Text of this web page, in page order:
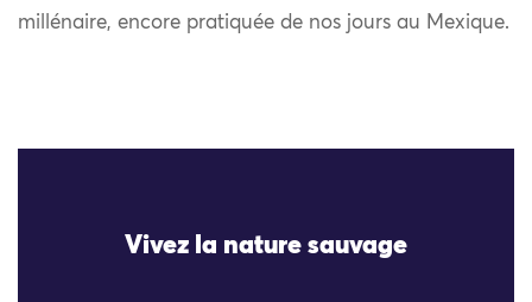
millénaire, encore pratiquée de nos jours au Mexique.
Vivez la nature sauvage